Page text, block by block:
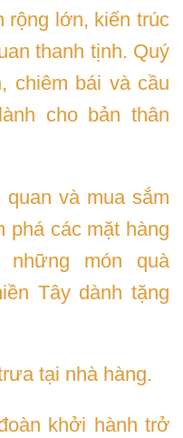
rộng lớn, kiến trúc
thanh tịnh. Quý
chiêm bái và cầu
cho bản thân
quan và mua sắm
phá các mặt hàng
những món quà
Tây dành tặng
tại nhà hàng.
khởi hành trở